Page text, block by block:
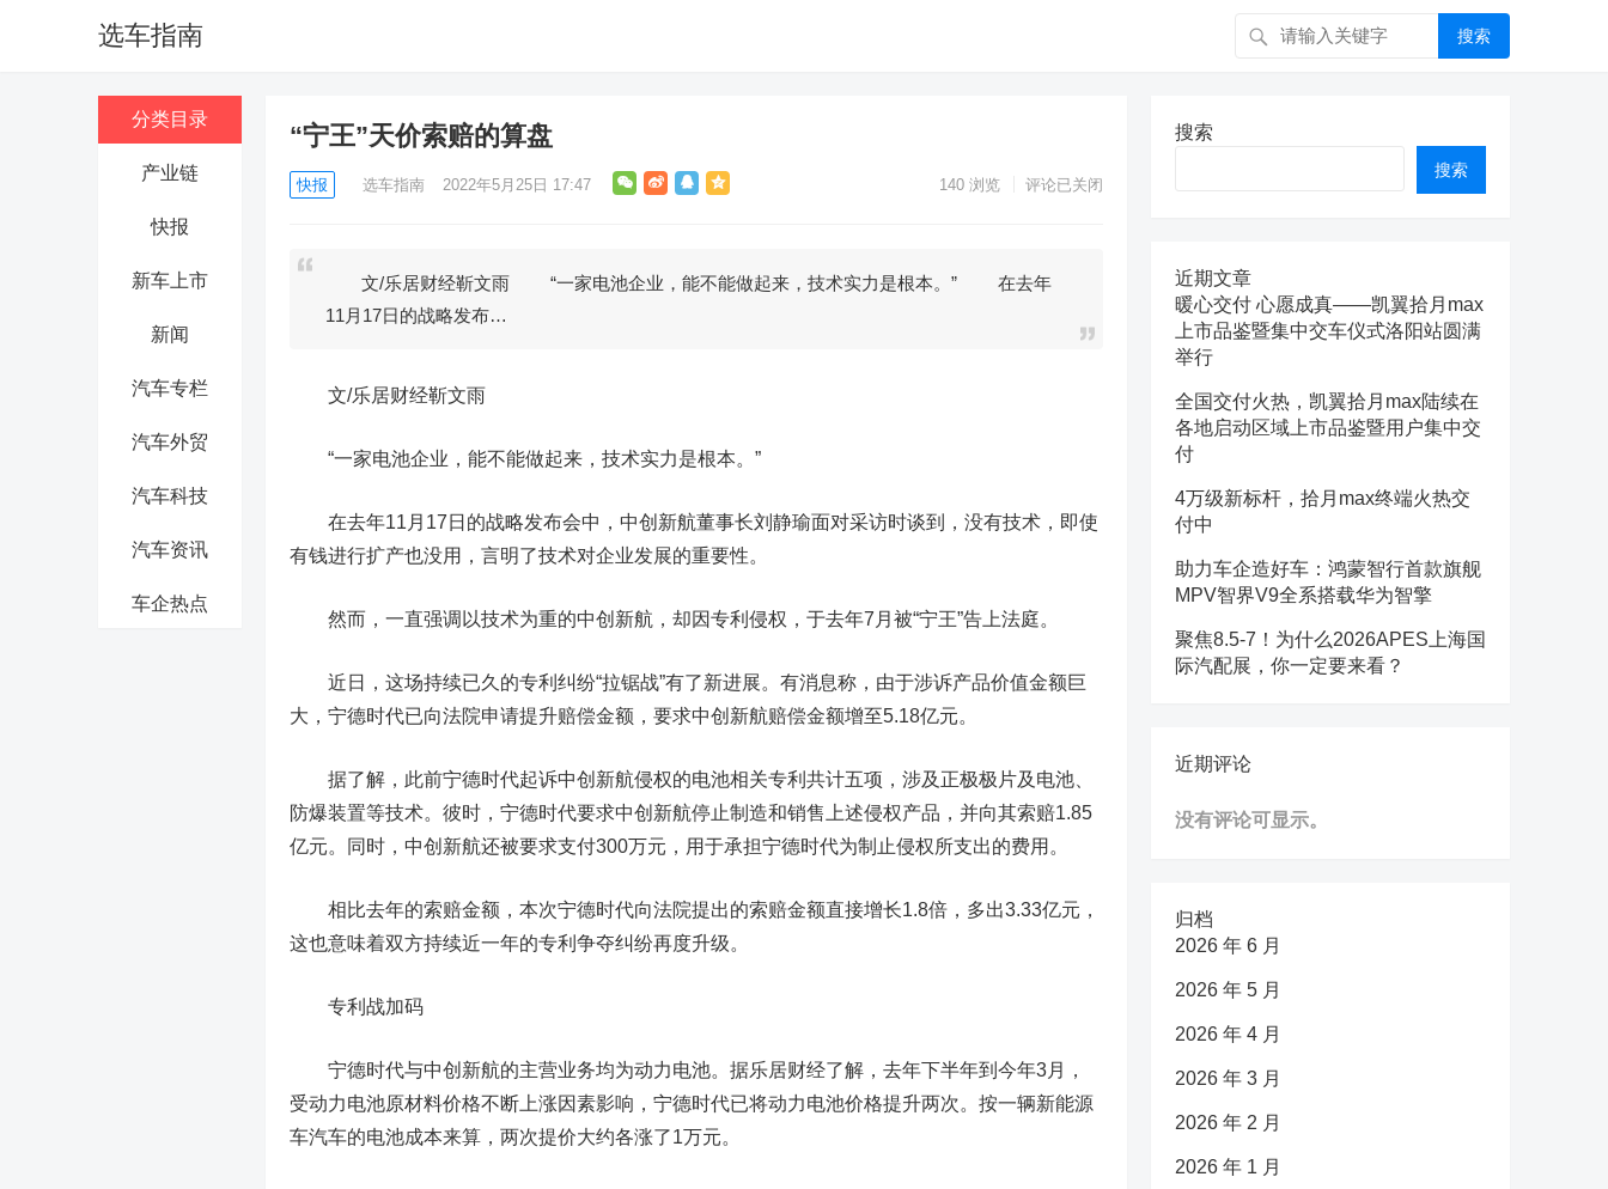
选车指南 搜索
分类目录
产业链
快报
新车上市
新闻
汽车专栏
汽车外贸
汽车科技
汽车资讯
车企热点
“宁王”天价索赔的算盘
快报 选车指南 2022年5月25日 17:47 140 浏览 评论已关闭
文/乐居财经靳文雨 “一家电池企业，能不能做起来，技术实力是根本。” 在去年
11月17日的战略发布…
文/乐居财经靳文雨
“一家电池企业，能不能做起来，技术实力是根本。”
在去年11月17日的战略发布会中，中创新航董事长刘静瑜面对采访时谈到，没有技术，即使
有钱进行扩产也没用，言明了技术对企业发展的重要性。
然而，一直强调以技术为重的中创新航，却因专利侵权，于去年7月被“宁王”告上法庭。
近日，这场持续已久的专利纠纷“拉锯战”有了新进展。有消息称， 由于涉诉产品价值金额巨
大， 宁德时代已向法院申请提升赔偿金额，要求中创新航赔偿金额增至5.18亿元。
据了解，此前宁德时代起诉中创新航侵权的电池相关专利共计五项，涉及正极极片及电池、
防爆装置等技术。彼时，宁德时代要求中创新航停止制造和销售上述侵权产品，并向其索赔1.85
亿元。同时，中创新航还被要求支付300万元，用于承担宁德时代为制止侵权所支出的费用。
相比去年的索赔金额，本次宁德时代向法院提出的索赔金额直接增长1.8倍，多出3.33亿元，
这也意味着双方持续近一年的专利争夺纠纷再度升级。
专利战加码
宁德时代与中创新航的主营业务均为动力电池。据乐居财经了解，去年下半年到今年3月，
受动力电池原材料价格不断上涨因素影响，宁德时代已将动力电池价格提升两次。按一辆新能源
车汽车的电池成本来算，两次提价大约各涨了1万元。
搜索
搜索
近期文章
暖心交付 心愿成真——凯翼拾月max
上市品鉴暨集中交车仪式洛阳站圆满
举行
全国交付火热，凯翼拾月max陆续在
各地启动区域上市品鉴暨用户集中交
付
4万级新标杆，拾月max终端火热交
付中
助力车企造好车：鸿蒙智行首款旗舰
MPV智界V9全系搭载华为智擎
聚焦8.5-7！为什么2026APES上海国
际汽配展，你一定要来看？
近期评论
没有评论可显示。
归档
2026 年 6 月
2026 年 5 月
2026 年 4 月
2026 年 3 月
2026 年 2 月
2026 年 1 月